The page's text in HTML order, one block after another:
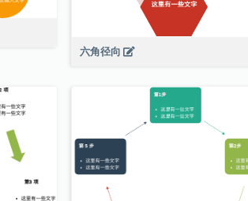
六角径向